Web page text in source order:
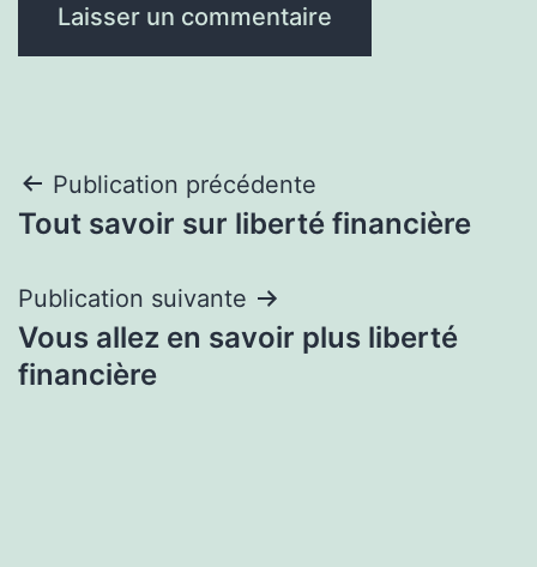
Navigation
de
l’article
Publication précédente
Tout savoir sur liberté financière
Publication suivante
Vous allez en savoir plus liberté
financière